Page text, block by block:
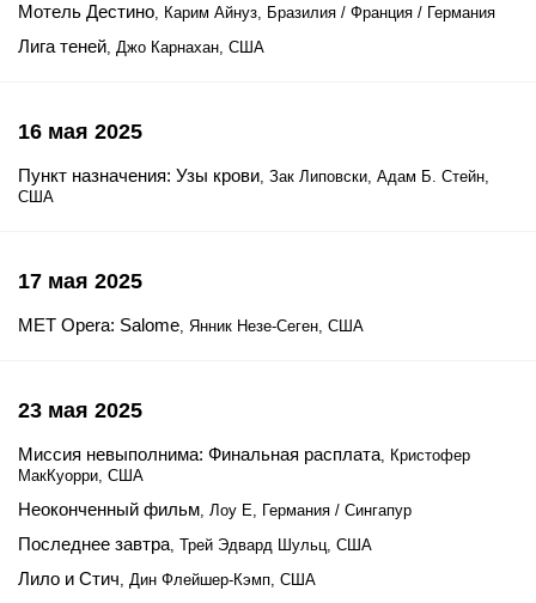
Мотель Дестино, Карим Айнуз, Бразилия / Франция / Германия
Лига теней, Джо Карнахан, США
16 мая 2025
Пункт назначения: Узы крови, Зак Липовски, Адам Б. Стейн,
США
17 мая 2025
MET Opera: Salome, Янник Незе-Сеген, США
23 мая 2025
Миссия невыполнима: Финальная расплата, Кристофер
МакКуорри, США
Неоконченный фильм, Лоу Е, Германия / Сингапур
Последнее завтра, Трей Эдвард Шульц, США
Лило и Стич, Дин Флейшер-Кэмп, США